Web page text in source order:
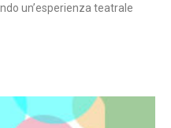
un’esperienza teatrale